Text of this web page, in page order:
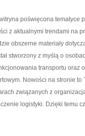
poświęcona tematyce
z aktualnymi trendami na
obszerne materiały
stworzony z myślą o
transportu oraz
Nowości na stronie
związanych z
logistyki. Dzięki temu